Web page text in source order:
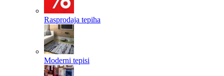
Rasprodaja tepiha
Moderni tepisi